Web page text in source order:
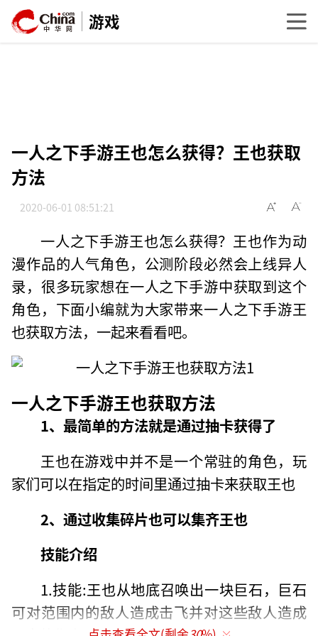
游戏
一人之下手游王也怎么获得？王也获取
方法
2020-06-01 08:51:21
一人之下手游王也怎么获得？王也作为动
漫作品的人气角色，公测阶段必然会上线异人
录，很多玩家想在一人之下手游中获取到这个
角色，下面小编就为大家带来一人之下手游王
也获取方法，一起来看看吧。
一人之下手游王也获取方法
1、最简单的方法就是通过抽卡获得了
王也在游戏中并不是一个常驻的角色，玩
家们可以在指定的时间里通过抽卡来获取王也
2、通过收集碎片也可以集齐王也
技能介绍
1.技能:王也从地底召唤出一块巨石，巨石
可对范围内的敌人造成击飞并对这些敌人造成